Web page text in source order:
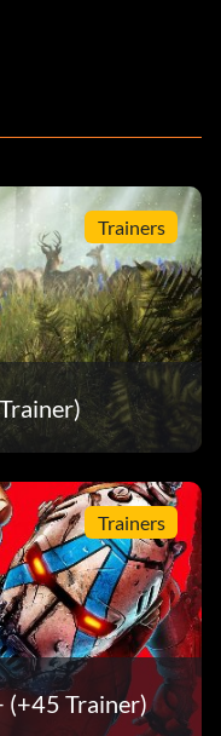
Trainers
Trainers
(+45 Trainer)